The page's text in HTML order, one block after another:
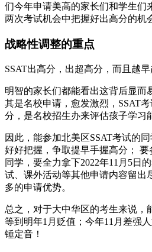
们今年申请美高的家长们和学生们
两次考试机会中把握好出高分的机
战略性调整的重点
SSAT出高分，出超高分，而且越早
明智的家长们都能看出这背后显而
其是名校申请，愈发激烈，SSAT
分，是名校招生办来评估孩子学习
因此，能参加北美区SSAT考试的
好好把握，争取提早手握高分； 要
同学，要全力拿下2022年11月5日
试、课外活动等其他申请内容留出
多的申请优势。
总之，对于大中华区的考生来说，
等到明年1月贬值；今年11月差强
锤定音！